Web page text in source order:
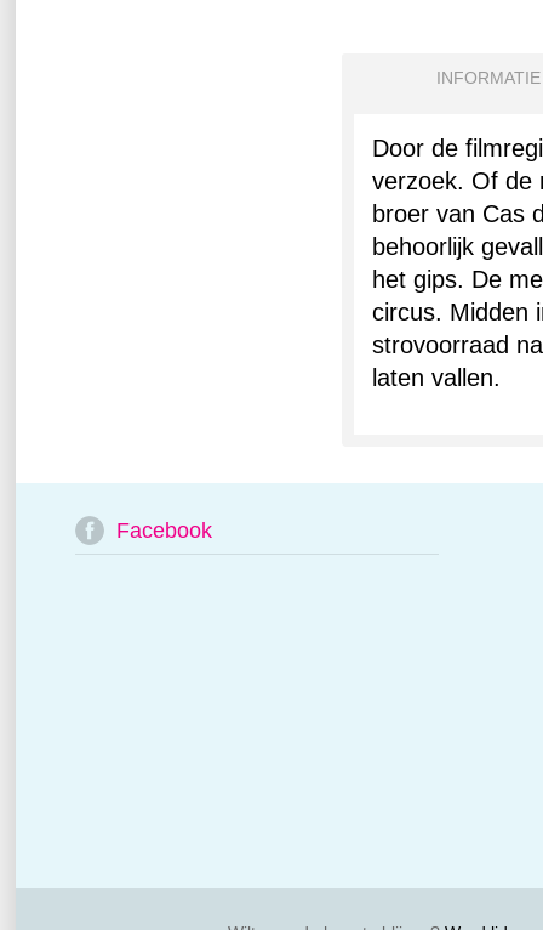
INFORMATIE
Door de
verzoek. Of de
broer van Cas
behoorlijk
het gips. De
circus. Midden
strovoorraad
laten vallen.
Facebook